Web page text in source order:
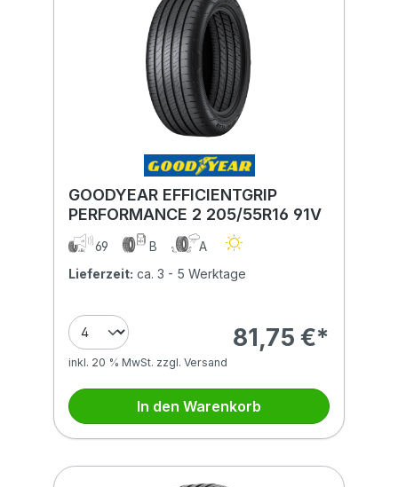
GOODYEAR EFFICIENTGRIP
PERFORMANCE 2 205/55R16 91V
69 B
A
Lieferzeit: ca. 3 - 5 Werktage
81,75 €*
inkl. 20 % MwSt. zzgl. Versand
In den Warenkorb